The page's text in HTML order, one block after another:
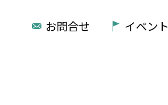
お問合せ イベント